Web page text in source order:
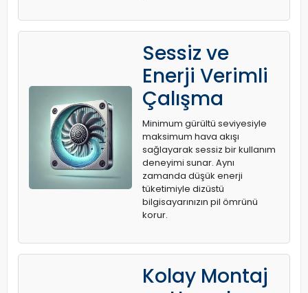
Sessiz ve
Enerji Verimli
Çalışma
Minimum gürültü seviyesiyle
maksimum hava akışı
sağlayarak sessiz bir kullanım
deneyimi sunar. Aynı
zamanda düşük enerji
tüketimiyle dizüstü
bilgisayarınızın pil ömrünü
korur.
Kolay Montaj